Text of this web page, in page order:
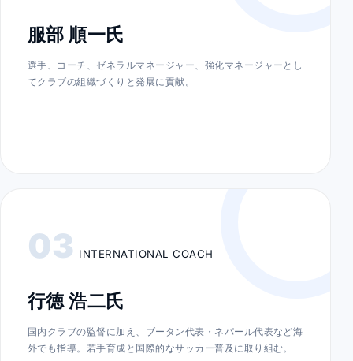
服部 順一氏
選手、コーチ、ゼネラルマネージャー、強化マネージャーとし
てクラブの組織づくりと発展に貢献。
03 INTERNATIONAL COACH
行徳 浩二氏
国内クラブの監督に加え、ブータン代表・ネパール代表など海
外でも指導。若手育成と国際的なサッカー普及に取り組む。